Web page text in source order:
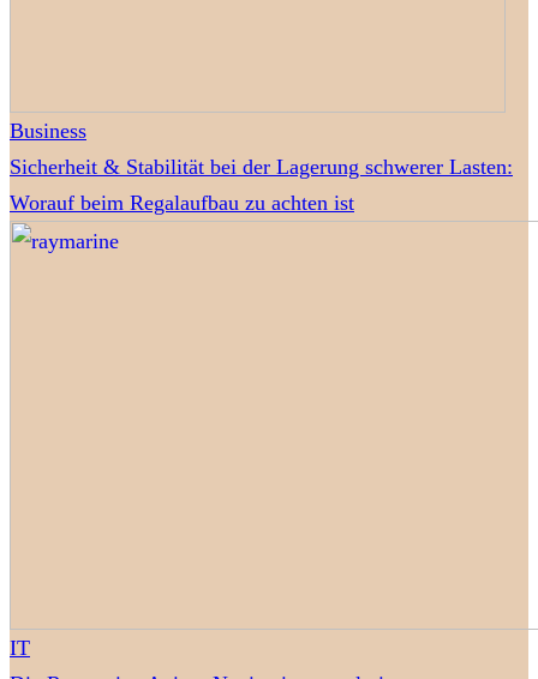
Business
Sicherheit & Stabilität bei der Lagerung schwerer Lasten:
Worauf beim Regalaufbau zu achten ist
IT